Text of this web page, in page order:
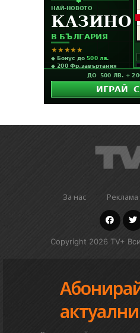
За нас Реклама
Copyright 2026 TV+